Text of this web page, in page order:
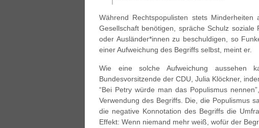
Während Rechtspopulisten stets
Gesellschaft benötigen, spräche Schulz
oder Ausländer*innen zu beschuldigen, so
einer Aufweichung des Begriffs selbst, meint er.
Wie eine solche Aufweichung aussehen
Bundesvorsitzende der CDU, Julia Klöckner,
“Bei Petry würde man das Populismus
Verwendung des Begriffs. Die, die Populismus
die negative Konnotation des Begriffs die
Effekt: Wenn niemand mehr weiß, wofür der